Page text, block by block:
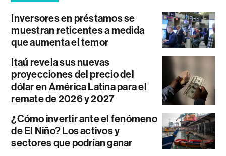
Inversores en préstamos se
muestran reticentes a medida
que aumenta el temor
Itaú revela sus nuevas
proyecciones del precio del
dólar en América Latina para el
remate de 2026 y 2027
¿Cómo invertir ante el fenómeno
de El Niño? Los activos y
sectores que podrían ganar